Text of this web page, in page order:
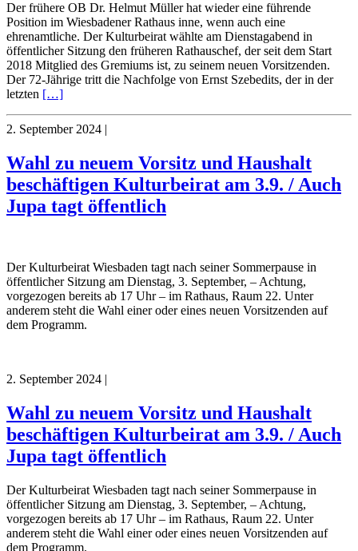
Der frühere OB Dr. Helmut Müller hat wieder eine führende
Position im Wiesbadener Rathaus inne, wenn auch eine
ehrenamtliche. Der Kulturbeirat wählte am Dienstagabend in
öffentlicher Sitzung den früheren Rathauschef, der seit dem Start
2018 Mitglied des Gremiums ist, zu seinem neuen Vorsitzenden.
Der 72-Jährige tritt die Nachfolge von Ernst Szebedits, der in der
letzten […]
2. September 2024 |
Wahl zu neuem Vorsitz und Haushalt
beschäftigen Kulturbeirat am 3.9. / Auch
Jupa tagt öffentlich
Der Kulturbeirat Wiesbaden tagt nach seiner Sommerpause in
öffentlicher Sitzung am Dienstag, 3. September, – Achtung,
vorgezogen bereits ab 17 Uhr – im Rathaus, Raum 22. Unter
anderem steht die Wahl einer oder eines neuen Vorsitzenden auf
dem Programm.
2. September 2024 |
Wahl zu neuem Vorsitz und Haushalt
beschäftigen Kulturbeirat am 3.9. / Auch
Jupa tagt öffentlich
Der Kulturbeirat Wiesbaden tagt nach seiner Sommerpause in
öffentlicher Sitzung am Dienstag, 3. September, – Achtung,
vorgezogen bereits ab 17 Uhr – im Rathaus, Raum 22. Unter
anderem steht die Wahl einer oder eines neuen Vorsitzenden auf
dem Programm.